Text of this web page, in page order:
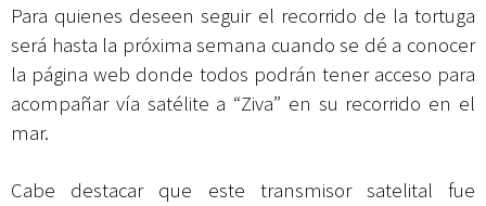
Para quienes deseen seguir el recorrido de la tortuga
será hasta la próxima semana cuando se dé a conocer
la página web donde todos podrán tener acceso para
acompañar vía satélite a “Ziva” en su recorrido en el
mar.
Cabe destacar que este transmisor satelital fue